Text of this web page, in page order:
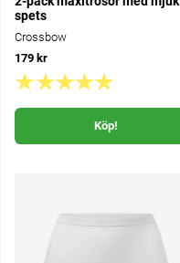
spets
Crossbow
179 kr
Köp!